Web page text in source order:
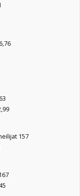
157